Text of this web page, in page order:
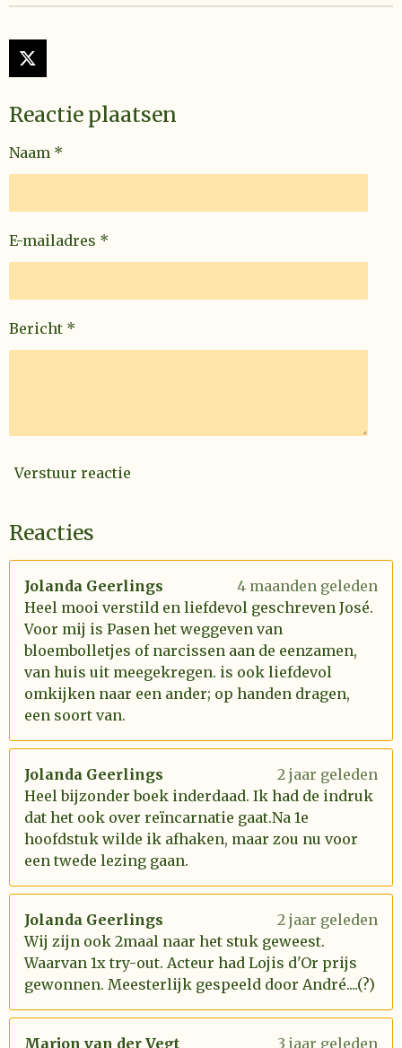
X
Reactie plaatsen
Naam *
E-mailadres *
Bericht *
Verstuur reactie
Reacties
Jolanda Geerlings
4 maanden geleden
Heel mooi verstild en liefdevol geschreven José.
Voor mij is Pasen het weggeven van
bloembolletjes of narcissen aan de eenzamen,
van huis uit meegekregen. is ook liefdevol
omkijken naar een ander; op handen dragen,
een soort van.
Jolanda Geerlings
2 jaar geleden
Heel bijzonder boek inderdaad. Ik had de indruk
dat het ook over reïncarnatie gaat.Na 1e
hoofdstuk wilde ik afhaken, maar zou nu voor
een twede lezing gaan.
Jolanda Geerlings
2 jaar geleden
Wij zijn ook 2maal naar het stuk geweest.
Waarvan 1x try-out. Acteur had Lojis d'Or prijs
gewonnen. Meesterlijk gespeeld door André....(?)
Marjon van der Vegt 3 jaar geleden